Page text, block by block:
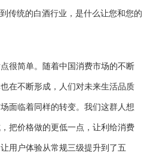
传统的白酒行业，是什么让您和您的
很简单。随着中国消费市场的不断
在不断形成，人们对未来生活品质
面临着同样的转变。我们这群人想
把价格做的更低一点，让利给消费
用户体验从常规三级提升到了五